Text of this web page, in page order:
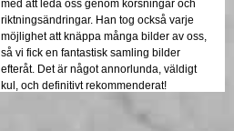
med att leda oss genom korsningar och
riktningsändringar. Han tog också varje
möjlighet att knäppa många bilder av oss,
så vi fick en fantastisk samling bilder
efteråt. Det är något annorlunda, väldigt
kul, och definitivt rekommenderat!